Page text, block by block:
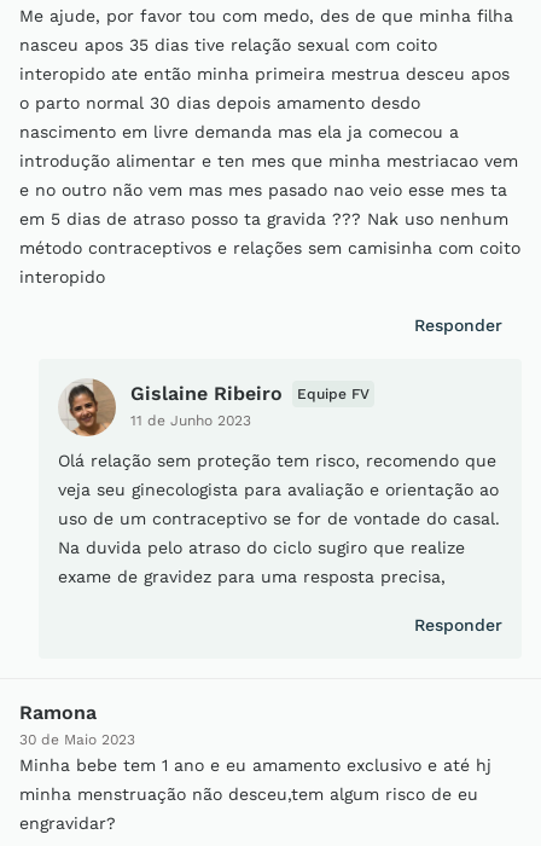
Me ajude, por favor tou com medo, des de que minha filha
nasceu apos 35 dias tive relação sexual com coito
interopido ate então minha primeira mestrua desceu apos
o parto normal 30 dias depois amamento desdo
nascimento em livre demanda mas ela ja comecou a
introdução alimentar e ten mes que minha mestriacao vem
e no outro não vem mas mes pasado nao veio esse mes ta
em 5 dias de atraso posso ta gravida ??? Nak uso nenhum
método contraceptivos e relações sem camisinha com coito
interopido
Responder
Gislaine Ribeiro
11 de Junho 2023
Equipe FV
Olá relação sem proteção tem risco, recomendo que
veja seu ginecologista para avaliação e orientação ao
uso de um contraceptivo se for de vontade do casal.
Na duvida pelo atraso do ciclo sugiro que realize
exame de gravidez para uma resposta precisa,
Responder
Ramona
30 de Maio 2023
Minha bebe tem 1 ano e eu amamento exclusivo e até hj
minha menstruação não desceu,tem algum risco de eu
engravidar?